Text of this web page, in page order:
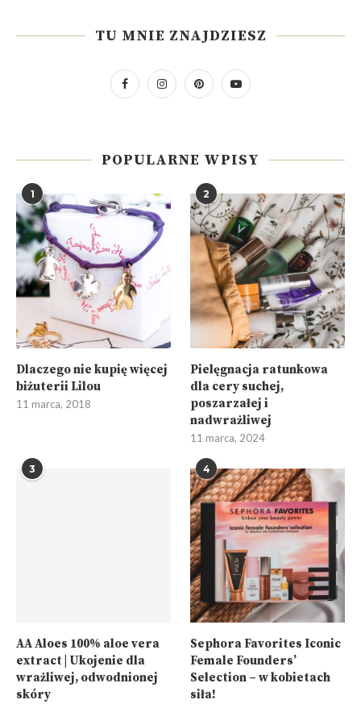
TU MNIE ZNAJDZIESZ
POPULARNE WPISY
1
Dlaczego nie kupię więcej
biżuterii Lilou
11 marca, 2018
2
Pielęgnacja ratunkowa
dla cery suchej,
poszarzałej i
nadwrażliwej
11 marca, 2024
3
AA Aloes 100% aloe vera
extract | Ukojenie dla
wrażliwej, odwodnionej
skóry
4
Sephora Favorites Iconic
Female Founders’
Selection – w kobietach
siła!